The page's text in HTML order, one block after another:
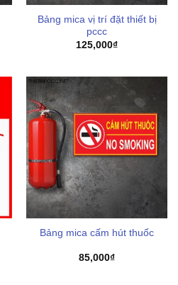
Bảng mica vị trí đặt thiết bị
pccc
125,000₫
Bảng mica cấm hút thuốc
85,000₫